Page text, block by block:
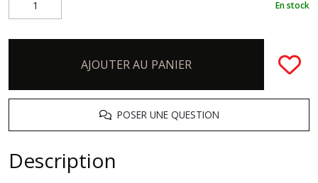
En stock
AJOUTER AU PANIER
POSER UNE QUESTION
Description